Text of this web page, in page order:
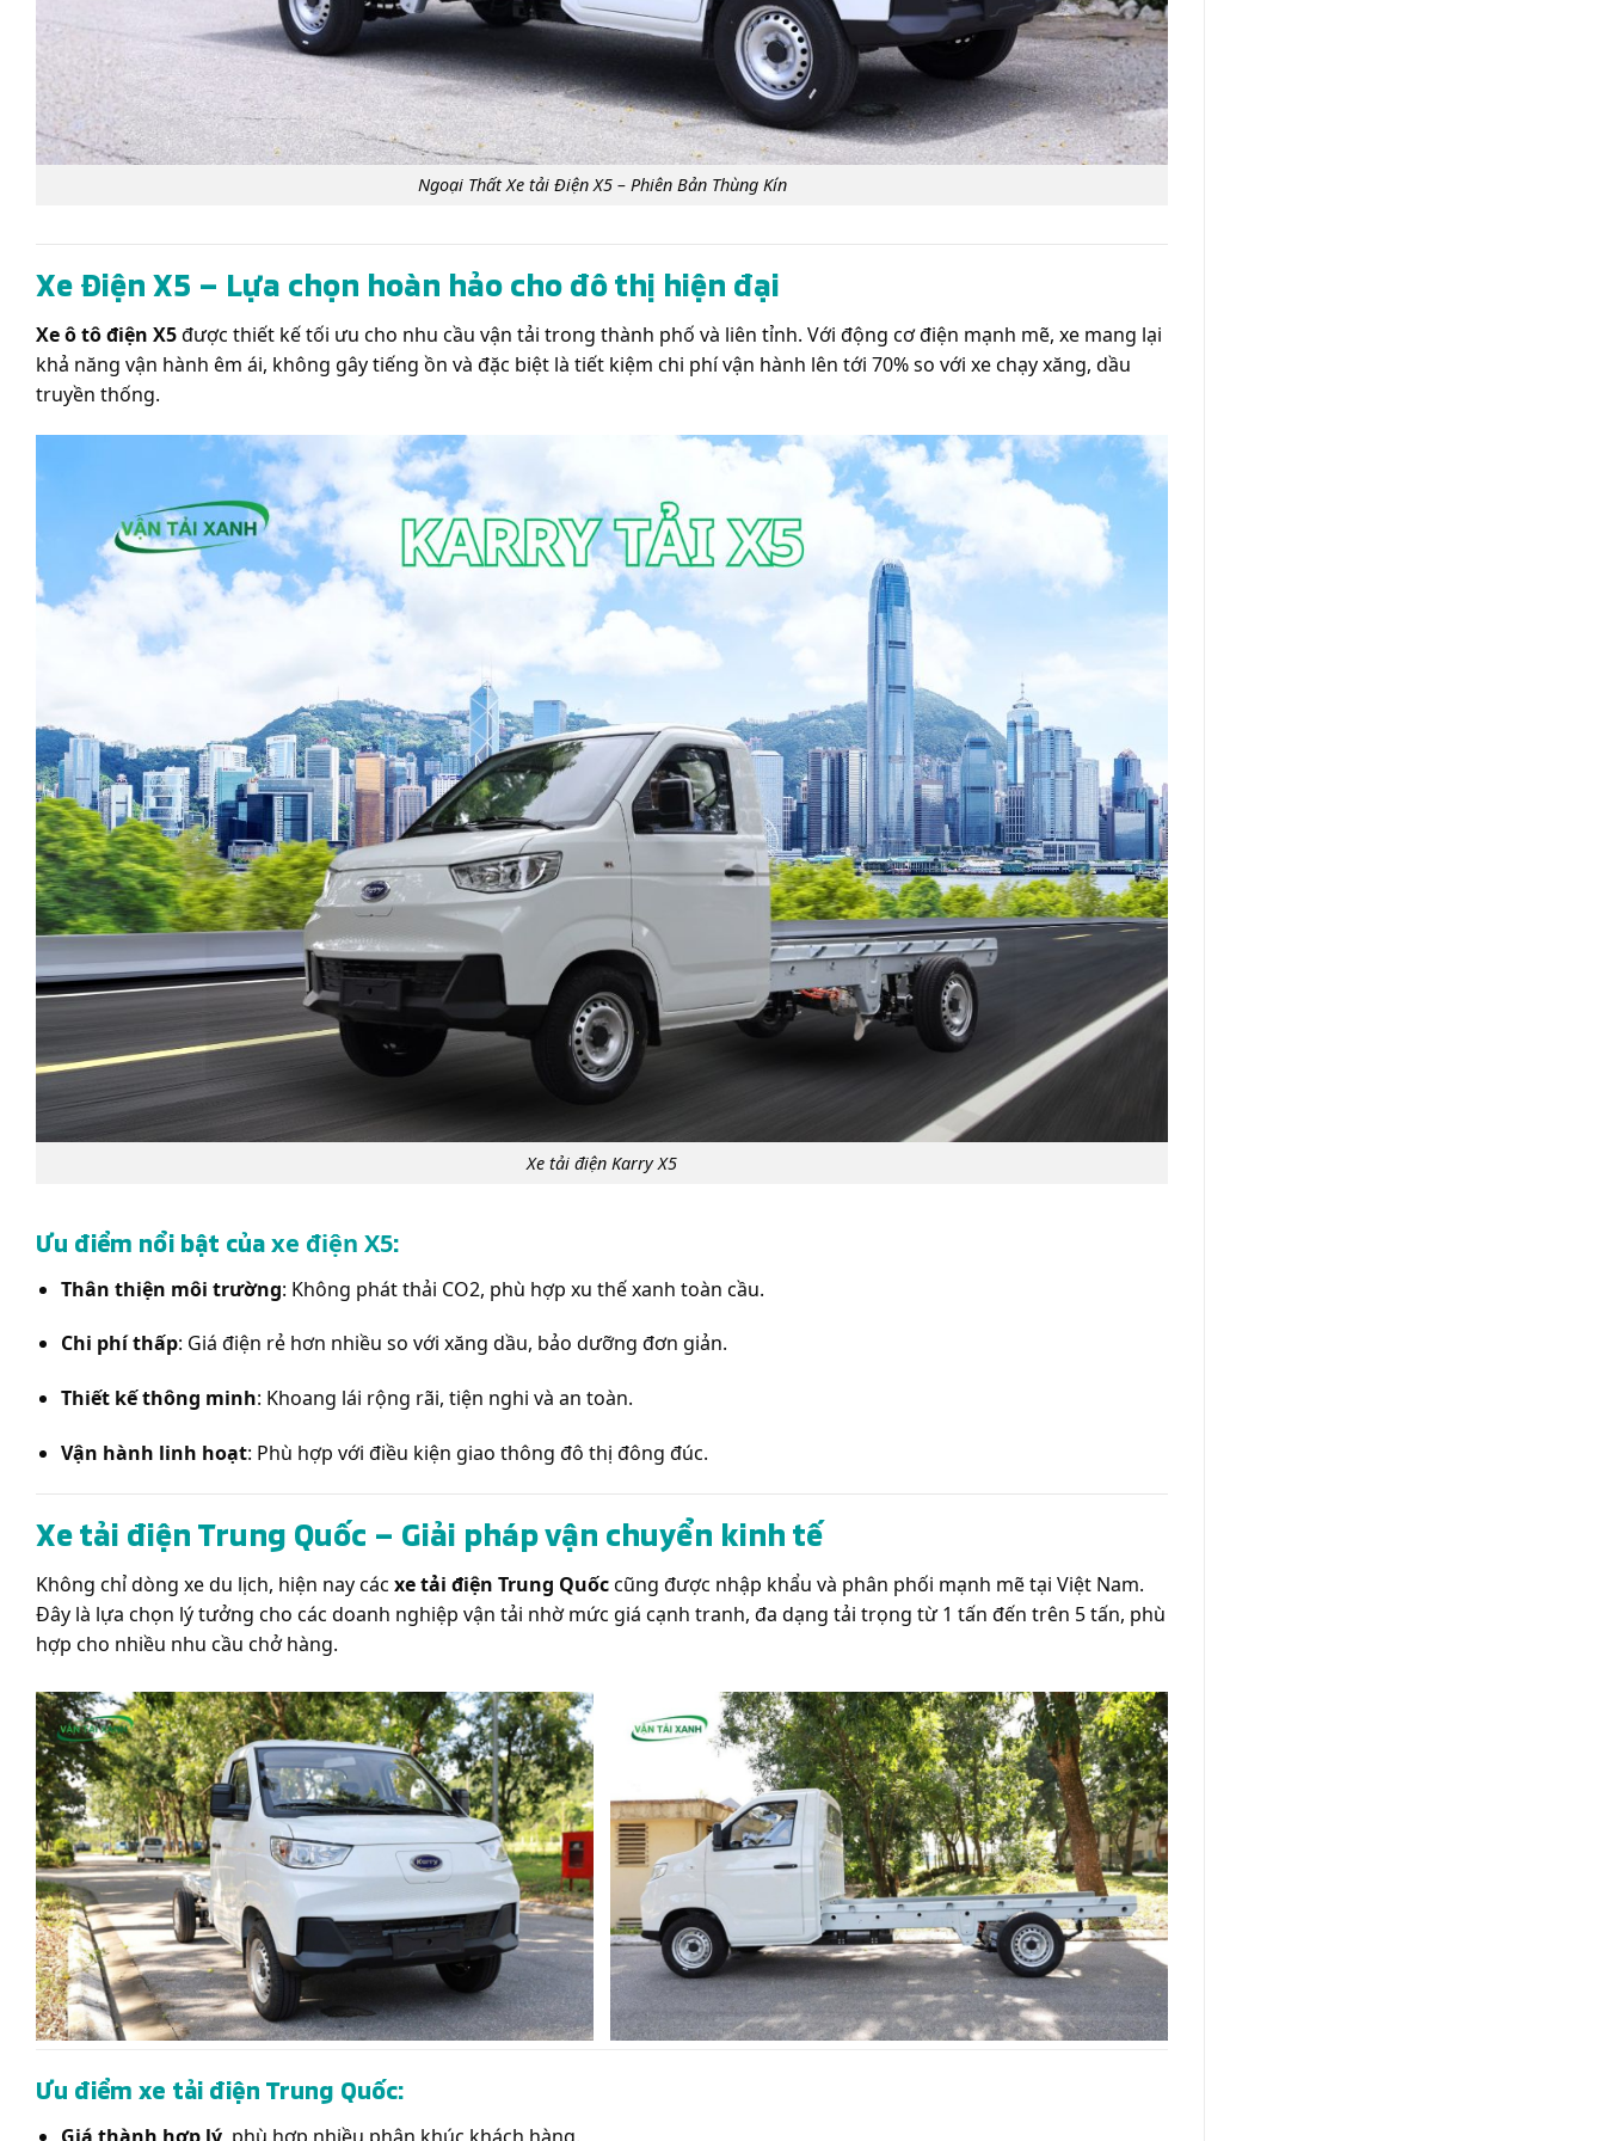
Ngoại Thất Xe tải Điện X5 – Phiên Bản Thùng Kín
Xe Điện X5 – Lựa chọn hoàn hảo cho đô thị hiện đại
Xe ô tô điện X5được thiết kế tối ưu cho nhu cầu vận tải trong thành phố và liên tỉnh. Với động cơ điện mạnh mẽ, xe mang lại
khả năng vận hành êm ái, không gây tiếng ồn và đặc biệt là tiết kiệm chi phí vận hành lên tới 70% so với xe chạy xăng, dầu
truyền thống.
Xe tải điện Karry X5
Ưu điểm nổi bật củaxe điện X5:
Thân thiện môi trường: Không phát thải CO2, phù hợp xu thế xanh toàn cầu.
Chi phí thấp: Giá điện rẻ hơn nhiều so với xăng dầu, bảo dưỡng đơn giản.
Thiết kế thông minh: Khoang lái rộng rãi, tiện nghi và an toàn.
Vận hành linh hoạt: Phù hợp với điều kiện giao thông đô thị đông đúc.
Xe tải điện Trung Quốc – Giải pháp vận chuyển kinh tế
Không chỉ dòng xe du lịch, hiện nay các xe tải điện Trung Quốccũng được nhập khẩu và phân phối mạnh mẽ tại Việt Nam.
Đây là lựa chọn lý tưởng cho các doanh nghiệp vận tải nhờ mức giá cạnh tranh, đa dạng tải trọng từ 1 tấn đến trên 5 tấn, phù
hợp cho nhiều nhu cầu chở hàng.
Ưu điểm xe tải điện Trung Quốc: